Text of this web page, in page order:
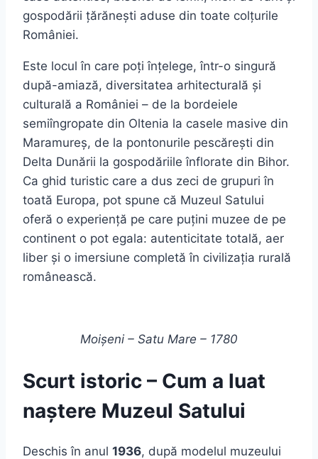
gospodării țărănești aduse din toate colțurile
României.
Este locul în care poți înțelege, într-o singură
după-amiază, diversitatea arhitecturală și
culturală a României – de la bordeiele
semiîngropate din Oltenia la casele masive din
Maramureș, de la pontonurile pescărești din
Delta Dunării la gospodăriile înflorate din Bihor.
Ca ghid turistic care a dus zeci de grupuri în
toată Europa, pot spune că Muzeul Satului
oferă o experiență pe care puțini muzee de pe
continent o pot egala: autenticitate totală, aer
liber și o imersiune completă în civilizația rurală
românească.
Moișeni – Satu Mare – 1780
Scurt istoric – Cum a luat
naștere Muzeul Satului
Deschis în anul 1936, după modelul muzeului